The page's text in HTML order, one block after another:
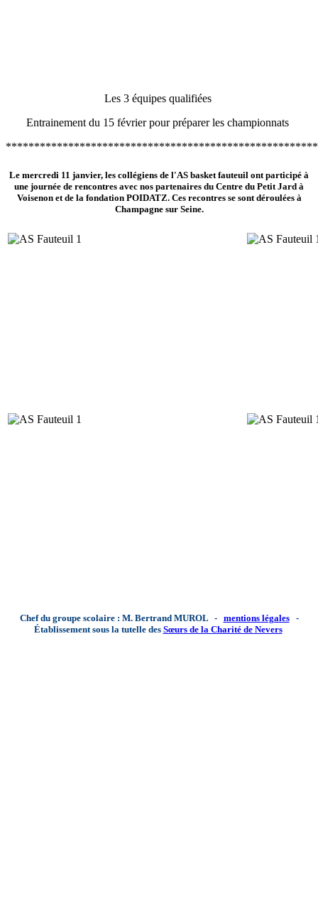
Les 3 équipes qualifiées
Entrainement du 15 février pour préparer les championnats
Le mercredi 11 janvier, les collégiens de l'AS basket fauteuil ont participé à
une journée de rencontres avec nos partenaires du Centre du Petit Jard à
Voisenon et de la fondation POIDATZ. Ces recontres se sont déroulées à
Champagne sur Seine.
Chef du groupe scolaire : M. Bertrand MUROL - mentions légales-
Établissement sous la tutelle des Sœurs de la Charité de Nevers